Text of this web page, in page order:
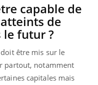
capable de
de
le futur ?
doit être mis sur le
partout, notamment
capitales mais